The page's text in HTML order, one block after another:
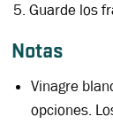
Guarde los
Notas
Vinagre
opciones.